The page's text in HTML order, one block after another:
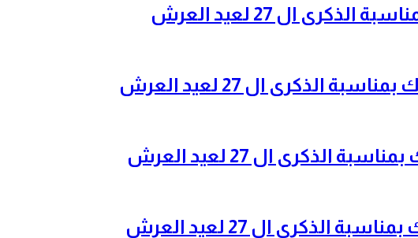
ال 27 لعيد العرش
الذكرى ال 27 لعيد العرش
الذكرى ال 27 لعيد العرش
الذكرى ال 27 لعيد العرش